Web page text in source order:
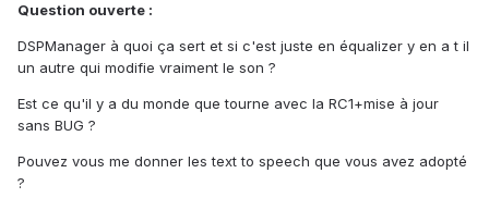
Question ouverte :
DSPManager à quoi ça sert et si c'est juste en équalizer y en a t il
un autre qui modifie vraiment le son ?
Est ce qu'il y a du monde que tourne avec la RC1+mise à jour
sans BUG ?
Pouvez vous me donner les text to speech que vous avez adopté
?